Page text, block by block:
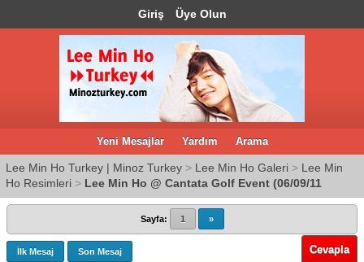
Giriş Üye Olun
Yeni Mesajlar Yardım Arama
Lee Min Ho Turkey | Minoz Turkey > Lee Min Ho Galeri > Lee Min
Ho Resimleri > Lee Min Ho @ Cantata Golf Event (06/09/11
Sayfa: 1 »
İlk Mesaj Son Mesaj Cevapla